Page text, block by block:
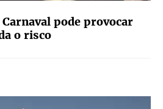
pode provocar
o risco